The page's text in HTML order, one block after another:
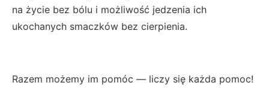
na życie bez bólu i możliwość jedzenia ich
ukochanych smaczków bez cierpienia.
Razem możemy im pomóc — liczy się każda pomoc!